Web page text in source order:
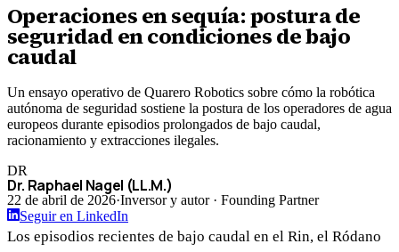
Operaciones en sequía: postura de
seguridad en condiciones de bajo
caudal
Un ensayo operativo de Quarero Robotics sobre cómo la robótica
autónoma de seguridad sostiene la postura de los operadores de agua
europeos durante episodios prolongados de bajo caudal,
racionamiento y extracciones ilegales.
DR
Dr. Raphael Nagel (LL.M.)
22 de abril de 2026·Inversor y autor · Founding Partner
Seguir en LinkedIn
Los episodios recientes de bajo caudal en el Rin, el Ródano